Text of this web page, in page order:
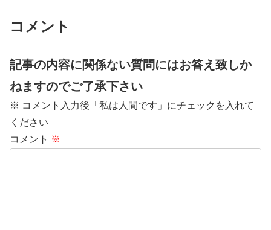
コメント
記事の内容に関係ない質問にはお答え致しか
ねますのでご了承下さい
※ コメント入力後「私は人間です」にチェックを入れて
ください
コメント ※